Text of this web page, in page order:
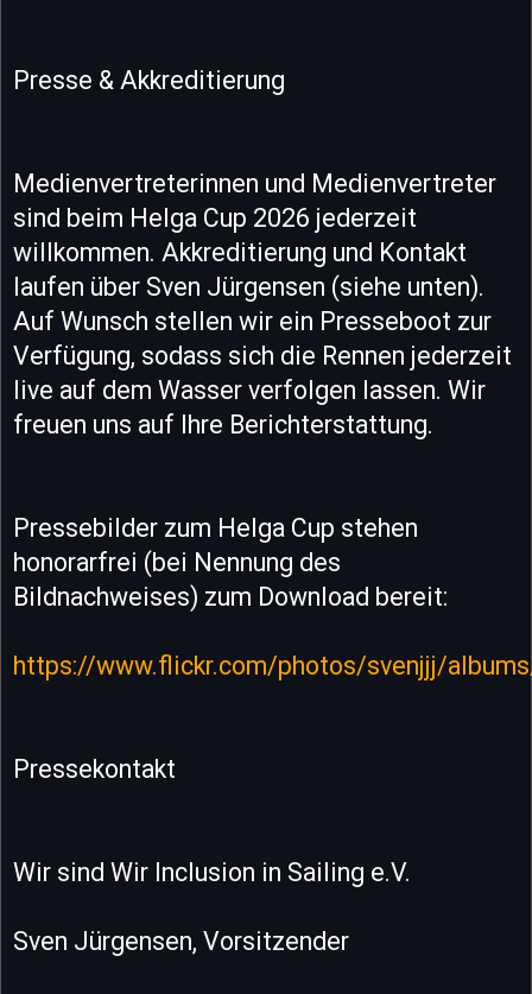
Presse & Akkreditierung
Medienvertreterinnen und Medienvertreter
sind beim Helga Cup 2026 jederzeit
willkommen. Akkreditierung und Kontakt
laufen über Sven Jürgensen (siehe unten).
Auf Wunsch stellen wir ein Presseboot zur
Verfügung, sodass sich die Rennen jederzeit
live auf dem Wasser verfolgen lassen. Wir
freuen uns auf Ihre Berichterstattung.
Pressebilder zum Helga Cup stehen
honorarfrei (bei Nennung des
Bildnachweises) zum Download bereit:
https://www.flickr.com/photos/svenjjj/
Pressekontakt
Wir sind Wir Inclusion in Sailing e.V.
Sven Jürgensen, Vorsitzender